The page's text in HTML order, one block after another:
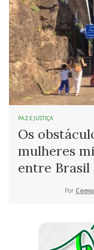
PAZ E JUSTIÇA
Os
mulheres
entre Brasil
Por